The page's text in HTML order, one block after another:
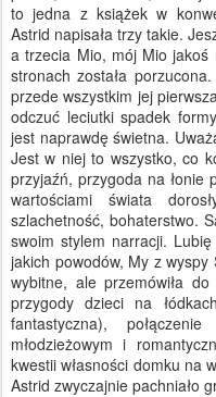
to jedna z książek w
Astrid napisała trzy takie.
a trzecia Mio, mój Mio jakoś
stronach została
przede wszystkim jej
odczuć leciutki spadek
jest naprawdę świetna.
Jest w niej to wszystko, co
przyjaźń, przygoda na łonie
wartościami świata
szlachetność, bohaterstwo.
swoim stylem narracji.
jakich powodów, My z
wybitne, ale przemówiła
przygody dzieci na
fantastyczna),
młodzieżowym i
kwestii własności domku na
Astrid zwyczajnie pachniało